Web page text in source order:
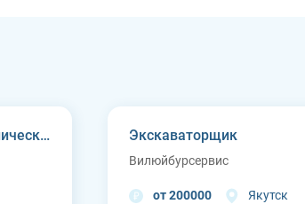
Инженер производственно-технического отдела Экскаваторщик
Вилюйбурсервис
от 200000 Якутск